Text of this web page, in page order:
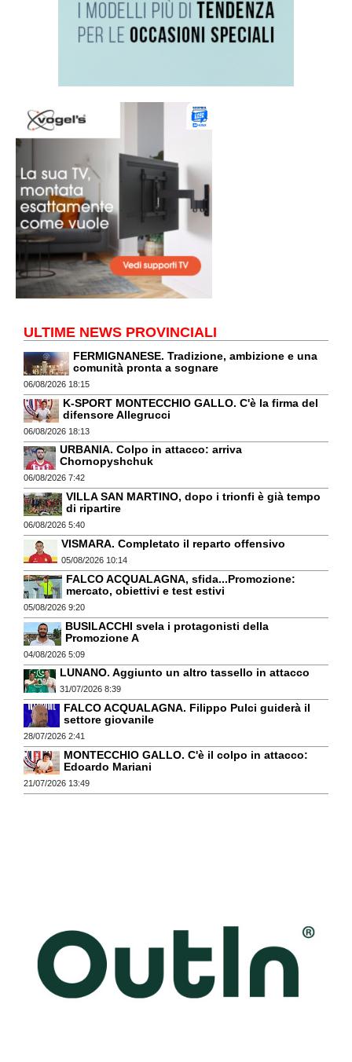
ULTIME NEWS PROVINCIALI
FERMIGNANESE. Tradizione, ambizione e una
comunità pronta a sognare
06/08/2026 18:15
K-SPORT MONTECCHIO GALLO. C'è la firma del
difensore Allegrucci
06/08/2026 18:13
URBANIA. Colpo in attacco: arriva
Chornopyshchuk
06/08/2026 7:42
VILLA SAN MARTINO, dopo i trionfi è già tempo
di ripartire
06/08/2026 5:40
VISMARA. Completato il reparto offensivo
05/08/2026 10:14
FALCO ACQUALAGNA, sfida...Promozione:
mercato, obiettivi e test estivi
05/08/2026 9:20
BUSILACCHI svela i protagonisti della
Promozione A
04/08/2026 5:09
LUNANO. Aggiunto un altro tassello in attacco
31/07/2026 8:39
FALCO ACQUALAGNA. Filippo Pulci guiderà il
settore giovanile
28/07/2026 2:41
MONTECCHIO GALLO. C'è il colpo in attacco:
Edoardo Mariani
21/07/2026 13:49